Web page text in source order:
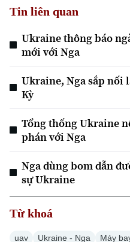
Chuyên mục
Thời sự
Chính trị
Xã hội
Công nghệ
Hà Nội
Người Hà Nội
Khoảnh khắc Hà Nội
Ẩm thực
Tin tức
Quân sự
Hồ sơ
Kinh tế
Tin tức
Nhà đất
Tin tức
Đầu tư
Tàu và Xe
Tin liên quan
Ukraine thông báo
mới với Nga
Ukraine, Nga sắp nối
Kỳ
Tổng thống Ukraine
phán với Nga
Nga dùng bom dẫn
sự Ukraine
Từ khoá
uav Ukraine - Nga
Máy